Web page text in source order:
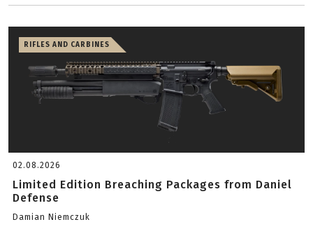
RIFLES AND CARBINES
02.08.2026
Limited Edition Breaching Packages from Daniel
Defense
Damian Niemczuk